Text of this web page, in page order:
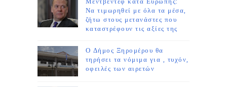
Να τιμωρηθεί με όλα τα μέσα,
ζήτω στους μετανάστες που
καταστρέφουν τις αξίες της
Ο Δήμος Ξηρομέρου θα
τηρήσει τα νόμιμα για , τυχόν,
οφειλές των αιρετών